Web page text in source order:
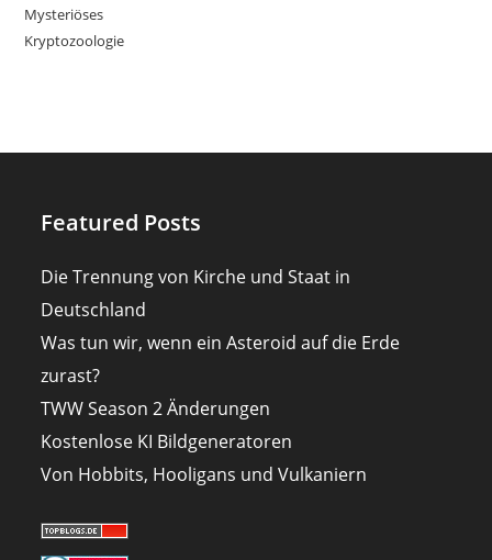
Mysteriöses
Kryptozoologie
Featured Posts
Die Trennung von Kirche und Staat in
Deutschland
Was tun wir, wenn ein Asteroid auf die Erde
zurast?
TWW Season 2 Änderungen
Kostenlose KI Bildgeneratoren
Von Hobbits, Hooligans und Vulkaniern